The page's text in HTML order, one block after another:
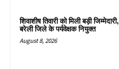
शिवाशीष तिवारी को मिली बड़ी जिम्मेदारी,
बरेली जिले के पर्यवेक्षक नियुक्त
August 8, 2026